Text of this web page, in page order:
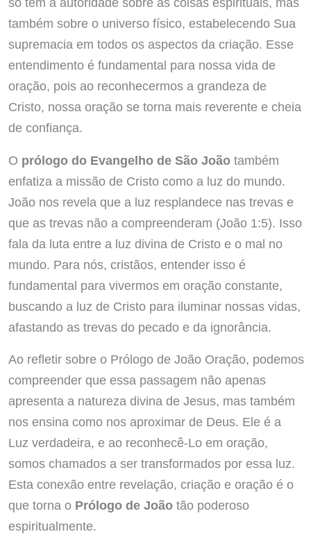
também sobre o universo físico, estabelecendo Sua
supremacia em todos os aspectos da criação. Esse
entendimento é fundamental para nossa vida de
oração, pois ao reconhecermos a grandeza de
Cristo, nossa oração se torna mais reverente e cheia
de confiança.
O prólogo do Evangelho de São Joãotambém
enfatiza a missão de Cristo como a luz do mundo.
João nos revela que a luz resplandece nas trevas e
que as trevas não a compreenderam (João 1:5). Isso
fala da luta entre a luz divina de Cristo e o mal no
mundo. Para nós, cristãos, entender isso é
fundamental para vivermos em oração constante,
buscando a luz de Cristo para iluminar nossas vidas,
afastando as trevas do pecado e da ignorância.
Ao refletir sobre o Prólogo de João Oração, podemos
compreender que essa passagem não apenas
apresenta a natureza divina de Jesus, mas também
nos ensina como nos aproximar de Deus. Ele é a
Luz verdadeira, e ao reconhecê-Lo em oração,
somos chamados a ser transformados por essa luz.
Esta conexão entre revelação, criação e oração é o
que torna o Prólogo de Joãotão poderoso
espiritualmente.